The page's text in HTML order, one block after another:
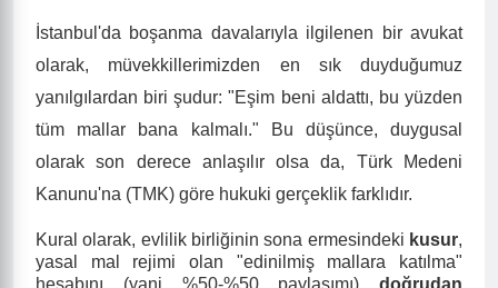
İstanbul'da boşanma davalarıyla ilgilenen bir avukat
olarak, müvekkillerimizden en sık duyduğumuz
yanılgılardan biri şudur: "Eşim beni aldattı, bu yüzden
tüm mallar bana kalmalı." Bu düşünce, duygusal
olarak son derece anlaşılır olsa da, Türk Medeni
Kanunu'na (TMK) göre hukuki gerçeklik farklıdır.
Kural olarak, evlilik birliğinin sona ermesindeki kusur,
yasal mal rejimi olan "edinilmiş mallara katılma"
hesabını (yani %50-%50 paylaşımı) doğrudan